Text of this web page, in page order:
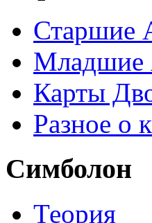
Старшие
Младшие
Карты
Разное о
Симболон
Теория